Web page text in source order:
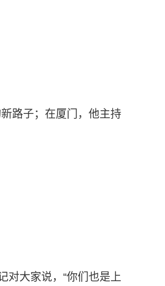
路子；在厦门，他主持
对大家说，“你们也是上